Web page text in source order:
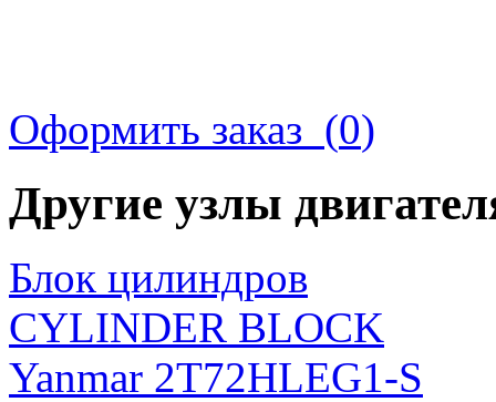
Оформить заказ (0)
Другие узлы
Блок цилиндров
CYLINDER BLOCK
Yanmar 2T72HLEG1-S